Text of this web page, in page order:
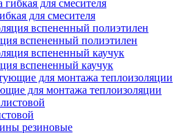
для смесителя
вспененный полиэтилен
вспененный каучук
для монтажа теплоизоляции